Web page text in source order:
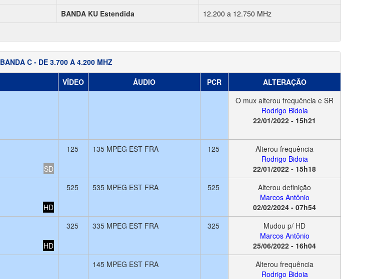
BANDA KU Estendida
12.200 a 12.750 MHz
BANDA C - DE 3.700 A 4.200 MHZ
VÍDEO ÁUDIO PCR
ALTERAÇÃO
O mux alterou frequência e SR
Rodrigo Bidoia
22/01/2022 - 15h21
SD
125 135 MPEG EST FRA 125
Alterou frequência
Rodrigo Bidoia
22/01/2022 - 15h18
HD
525 535 MPEG EST FRA 525
Alterou definição
Marcos Antônio
02/02/2024 - 07h54
HD
325 335 MPEG EST FRA 325
Mudou p/ HD
Marcos Antônio
25/06/2022 - 16h04
145 MPEG EST FRA
Alterou frequência
Rodrigo Bidoia